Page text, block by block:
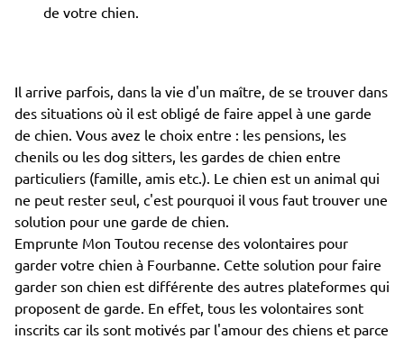
de votre chien.
Il arrive parfois, dans la vie d'un maître, de se trouver dans
des situations où il est obligé de faire appel à une garde
de chien. Vous avez le choix entre : les pensions, les
chenils ou les dog sitters, les gardes de chien entre
particuliers (famille, amis etc.). Le chien est un animal qui
ne peut rester seul, c'est pourquoi il vous faut trouver une
solution pour une garde de chien.
Emprunte Mon Toutou recense des volontaires pour
garder votre chien à Fourbanne. Cette solution pour faire
garder son chien est différente des autres plateformes qui
proposent de garde. En effet, tous les volontaires sont
inscrits car ils sont motivés par l'amour des chiens et parce